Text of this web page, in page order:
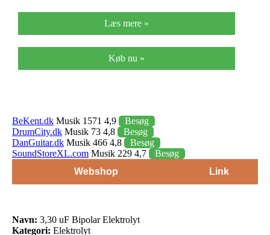
Læs mere »
Køb nu »
BeKent.dk Musik 1571 4,9
Besøg
DrumCity.dk Musik 73 4,8
Besøg
DanGuitar.dk Musik 466 4,8
Besøg
SoundStoreXL.com Musik 229 4,7
Besøg
Webshop
Link
Navn: 3,30 uF Bipolar Elektrolyt
Kategori: Elektrolyt